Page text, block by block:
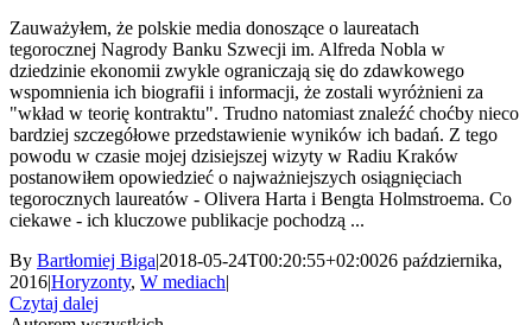
Zauważyłem, że polskie media donoszące o laureatach
tegorocznej Nagrody Banku Szwecji im. Alfreda Nobla w
dziedzinie ekonomii zwykle ograniczają się do zdawkowego
wspomnienia ich biografii i informacji, że zostali wyróżnieni za
"wkład w teorię kontraktu". Trudno natomiast znaleźć choćby nieco
bardziej szczegółowe przedstawienie wyników ich badań. Z tego
powodu w czasie mojej dzisiejszej wizyty w Radiu Kraków
postanowiłem opowiedzieć o najważniejszych osiągnięciach
tegorocznych laureatów - Olivera Harta i Bengta Holmstroema. Co
ciekawe - ich kluczowe publikacje pochodzą ...
By Bartłomiej Biga|2018-05-24T00:20:55+02:0026 października,
2016|Horyzonty, W mediach|
Czytaj dalej